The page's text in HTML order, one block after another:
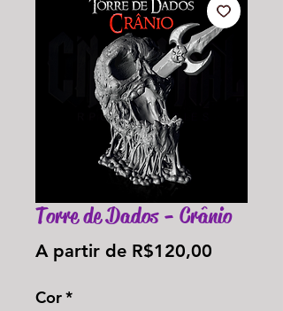
Torre de Dados - Crânio
A partir de R$120,00
Cor*